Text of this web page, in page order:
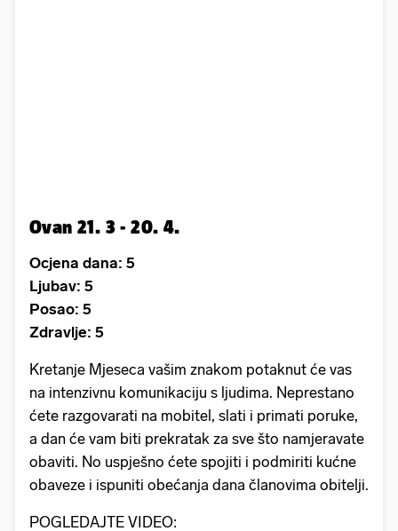
Ovan 21. 3 - 20. 4.
Ocjena dana: 5
Ljubav: 5
Posao: 5
Zdravlje: 5
Kretanje Mjeseca vašim znakom potaknut će vas
na intenzivnu komunikaciju s ljudima. Neprestano
ćete razgovarati na mobitel, slati i primati poruke,
a dan će vam biti prekratak za sve što namjeravate
obaviti. No uspješno ćete spojiti i podmiriti kućne
obaveze i ispuniti obećanja dana članovima obitelji.
POGLEDAJTE VIDEO: